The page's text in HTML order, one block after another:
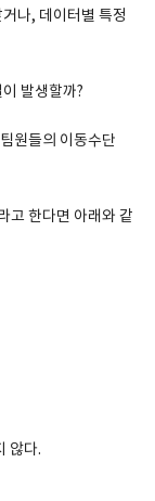
나, 데이터별 특정
발생할까?
원들의 이동수단
고 한다면 아래와 같
않다.